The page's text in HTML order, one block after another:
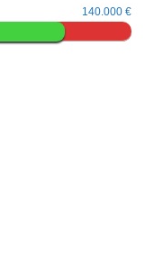
140.000 €